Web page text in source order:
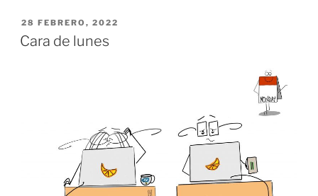
PUBLICADO
EL
28 FEBRERO, 2022
Cara de lunes